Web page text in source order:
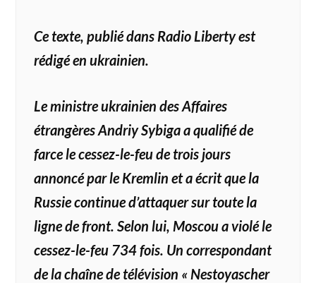
Ce texte, publié dans Radio Liberty est
rédigé en ukrainien.
Le ministre ukrainien des Affaires
étrangères Andriy Sybiga a qualifié de
farce le cessez-le-feu de trois jours
annoncé par le Kremlin et a écrit que la
Russie continue d’attaquer sur toute la
ligne de front. Selon lui, Moscou a violé le
cessez-le-feu 734 fois. Un correspondant
de la chaîne de télévision « Nestoyascher